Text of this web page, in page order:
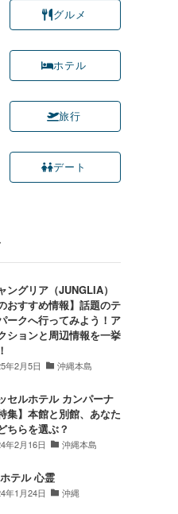
グルメ
ホテル
旅行
デート
ングリア（JUNGLIA）
おすすめ情報】話題のテ
ークへ行ってみよう！ア
ションと周辺情報を一挙
年2月5日 沖縄本島
セルホテル カンパーナ
集】本館と別館、あなた
ちらを選ぶ？
年2月16日 沖縄本島
テル 心霊
年1月24日 沖縄